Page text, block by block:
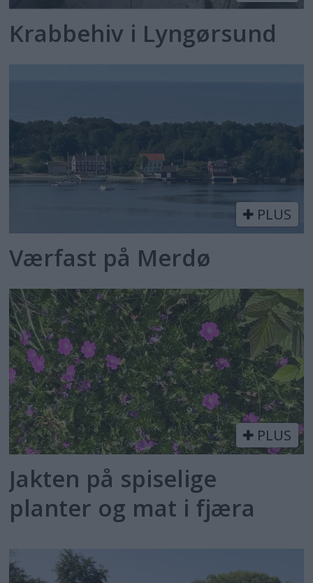
Krabbehiv i Lyngørsund
PLUS
Værfast på Merdø
PLUS
Jakten på spiselige
planter og mat i fjæra